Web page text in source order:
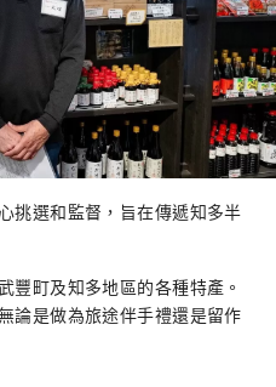
挑選和監督，旨在傳遞知多半
豐町及知多地區的各種特產。
論是做為旅途伴手禮還是留作